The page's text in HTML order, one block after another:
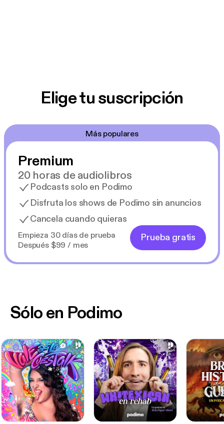
Elige tu suscripción
Más populares
Premium
20 horas de audiolibros
Podcasts solo en Podimo
Disfruta los shows de Podimo sin anuncios
Cancela cuando quieras
Empieza 30 días de prueba
Después $99 / mes
Prueba gratis
Sólo en Podimo